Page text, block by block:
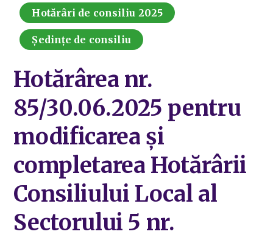
Hotărâri de consiliu 2025
Ședințe de consiliu
Hotărârea nr.
85/30.06.2025 pentru
modificarea și
completarea Hotărârii
Consiliului Local al
Sectorului 5 nr.